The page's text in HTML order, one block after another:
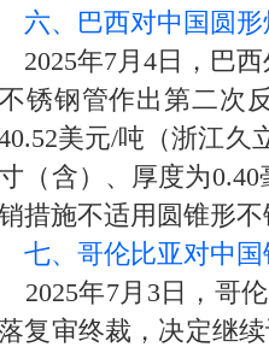
六、巴西对中国圆
年7月4日，巴西
锈钢管作出第二次
美元/吨（浙江
（含）、厚度为0.40
措施不适用圆锥形不
七、哥伦比亚对中
年7月3日，哥伦
复审终裁，决定继